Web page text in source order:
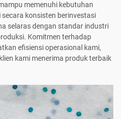
memenuhi kebutuhan
konsisten berinvestasi
selaras dengan standar industri
Komitmen terhadap
efisiensi operasional kami,
kami menerima produk terbaik